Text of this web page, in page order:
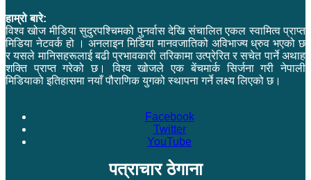
हाम्रो बारे:
विश्व खोज मीडिया सुदुरपश्चिमको पुनर्वास देखि संचालित एकल स्वामित्व प्राप्त
मिडिया नेटवर्क हो । अनलाइन मिडिया मानवजातिको अविभाज्य ध्रुव भएको छ
र यसले मानिसहरूलाई बढी प्रभावकारी तरिकामा उत्प्रेरित र सचेत पार्ने अथाह
शक्ति प्राप्त गरेको छ। विश्व खोजले एक बेंचमार्क सिर्जना गरी नेपाली
मिडियाको इतिहासमा नयाँ पौराणिक युगको स्थापना गर्ने लक्ष्य लिएको छ।
Facebook
Twitter
YouTube
पत्राचार ठेगाना